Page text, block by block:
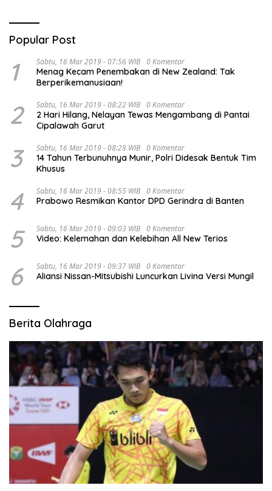
Popular Post
1 Sabtu, 16 Mar 2019 - 07:56 WIB 0 Komentar
Menag Kecam Penembakan di New Zealand: Tak
Berperikemanusiaan!
2 Sabtu, 16 Mar 2019 - 08:22 WIB 0 Komentar
2 Hari Hilang, Nelayan Tewas Mengambang di Pantai
Cipalawah Garut
3 Sabtu, 16 Mar 2019 - 08:28 WIB 0 Komentar
14 Tahun Terbunuhnya Munir, Polri Didesak Bentuk Tim
Khusus
4 Sabtu, 16 Mar 2019 - 08:55 WIB 0 Komentar
Prabowo Resmikan Kantor DPD Gerindra di Banten
5 Sabtu, 16 Mar 2019 - 09:03 WIB 0 Komentar
Video: Kelemahan dan Kelebihan All New Terios
6 Sabtu, 16 Mar 2019 - 09:37 WIB 0 Komentar
Aliansi Nissan-Mitsubishi Luncurkan Livina Versi Mungil
Berita Olahraga